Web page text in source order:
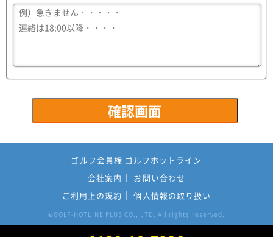
ゴルフ会員権 ゴルフホットライン
会社案内
お問い合わせ
ご利用上の規約
個人情報の取り扱い
© GOLF-HOTLINE PLUS CO., LTD. All rights reserved.